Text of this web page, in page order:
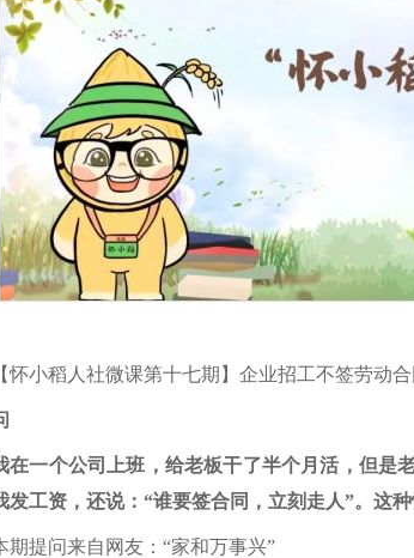
【怀小稻人社微课第十七期】企业招工不签劳动
在一个公司上班，给老板干了半个月活，但是
发工资，还说：“谁要签合同，立刻走人”。这
期提问来自网友：“家和万事兴”